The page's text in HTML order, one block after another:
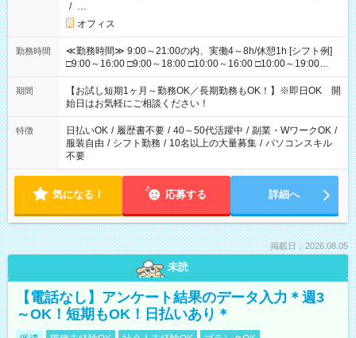
/ …
オフィス
勤務時間
≪勤務時間≫ 9:00～21:00の内、実働4～8h/休憩1h [シフト例]
□9:00～16:00 □9:00～18:00 □10:00～16:00 □10:00～19:00
□11:00～20:00 □12:00～19:00 □12:00～21:00 □16:00～21:00
□17:00～21:00 ◆勤務時間固定の相談OK ◆上記以外の勤務時間
も相談OK
期間
【お試し短期1ヶ月～勤務OK／長期勤務もOK！】※即日OK 開
始日はお気軽にご相談ください！
特徴 日払いOK / 履歴書不要 / 40～50代活躍中 / 副業・WワークOK /
服装自由 / シフト勤務 / 10名以上の大量募集 / パソコンスキル
不要
気になる！ 応募する 詳細へ
掲載日：2026.08.05
未読
【電話なし】アンケート結果のデータ入力＊週3
～OK！短期もOK！日払いあり＊